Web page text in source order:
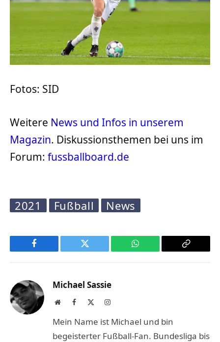
Fotos: SID
Weitere News und Infos in unserem
Magazin. Diskussionsthemen bei uns im
Forum: fussballboard.de
2021 Fußball News
Facebook Twitter WhatsApp
Copy
Michael Sassie
WebsiteFacebook Instagram
Mein Name ist Michael und bin
begeisterter Fußball-Fan. Bundesliga bis